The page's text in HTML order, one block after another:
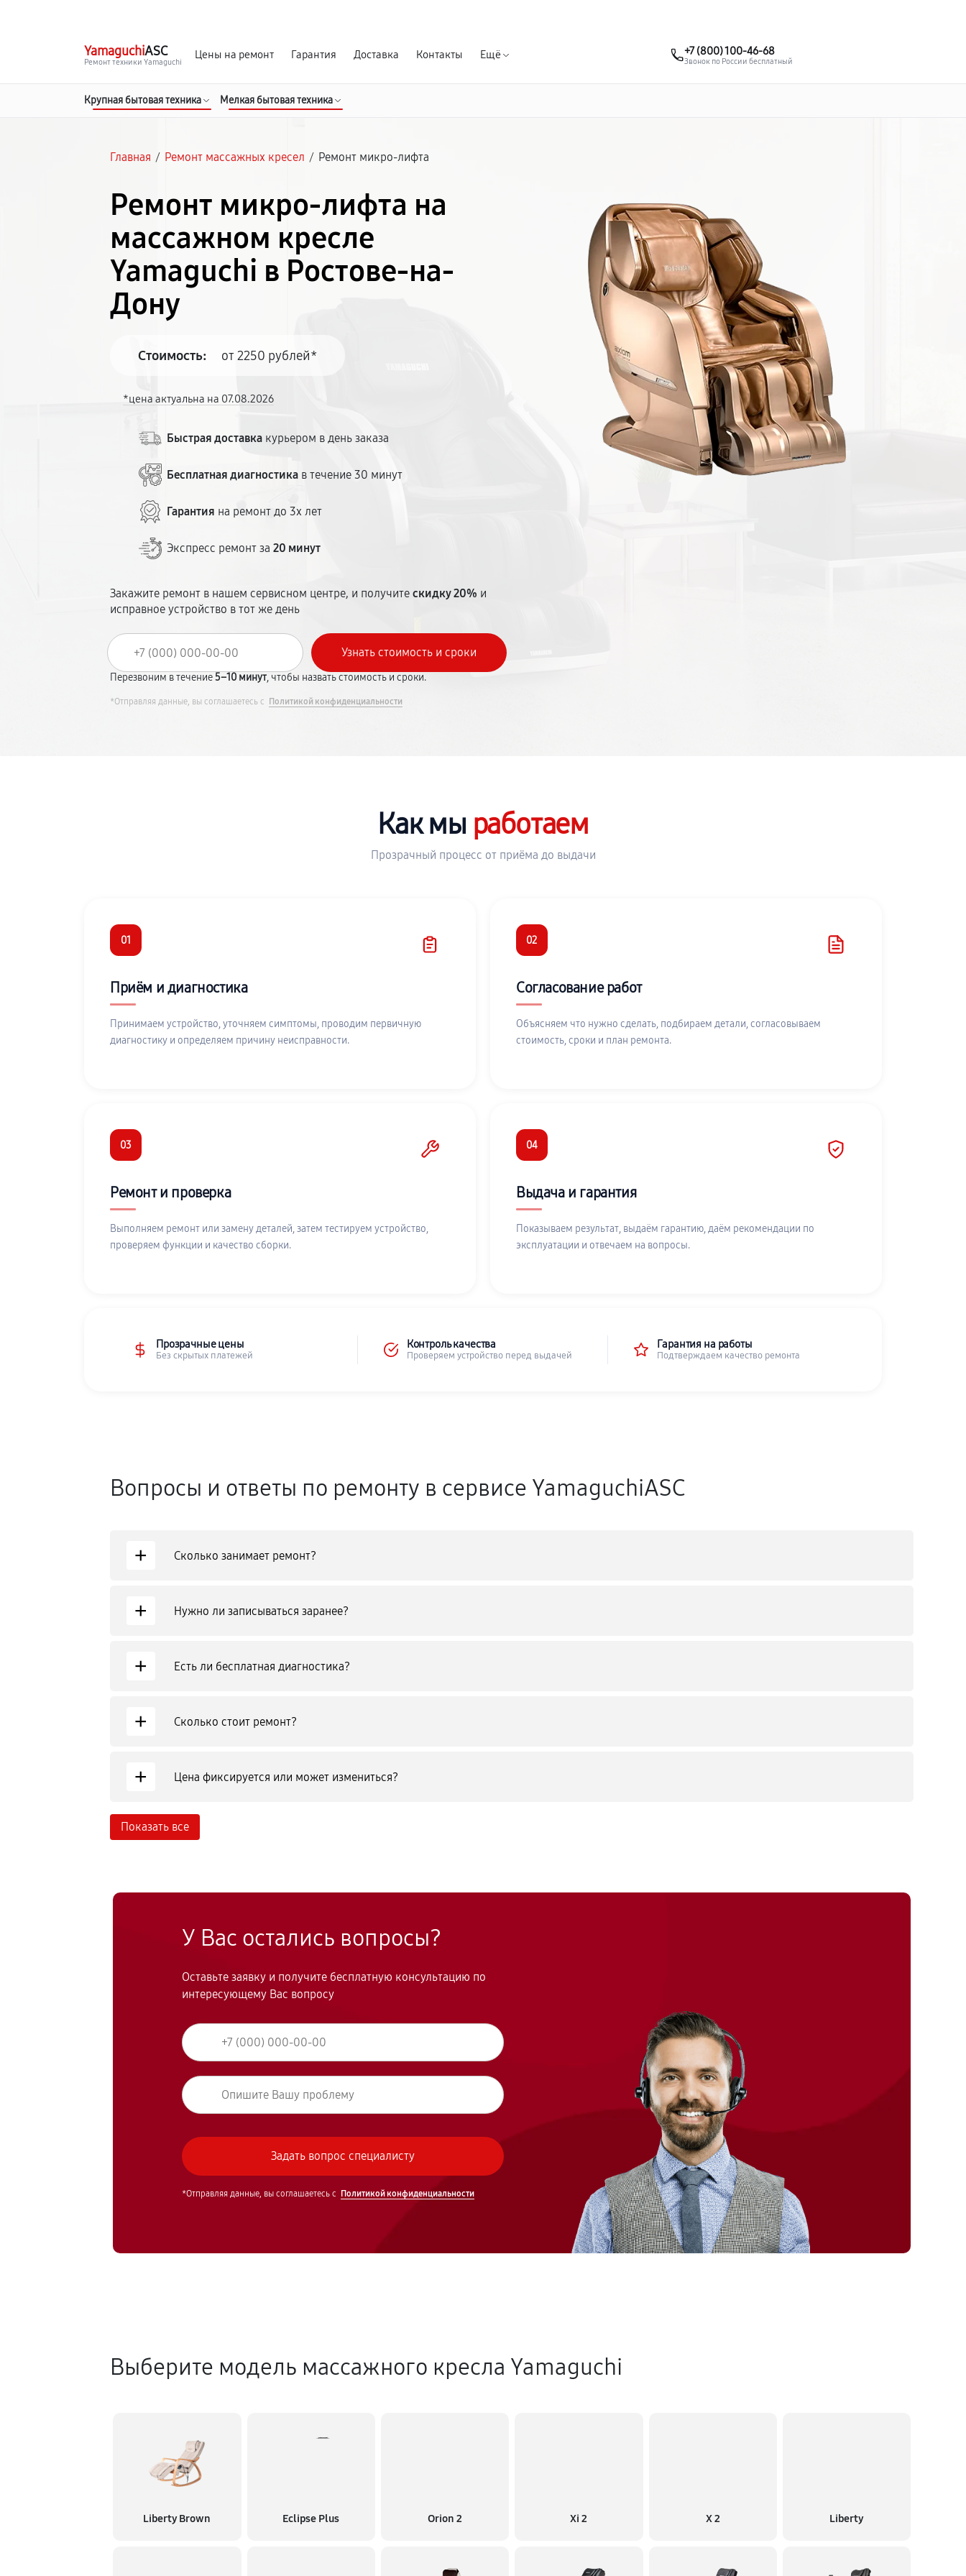
YamaguchiASC
Ремонт техники Yamaguchi
Цены на ремонт Гарантия Доставка Контакты Ещё +7 (800) 100-46-68
Звонок по России бесплатный
Крупная бытовая техника Мелкая бытовая техника
Главная / Ремонт массажных кресел / Ремонт микро-лифта
Ремонт микро-лифта на
массажном кресле
Yamaguchi в Ростове-на-
Дону
Стоимость: от 2250 рублей*
*цена актуальна на 07.08.2026
Быстрая доставка курьером в день заказа
Бесплатная диагностика в течение 30 минут
Гарантия на ремонт до 3х лет
Экспресс ремонт за20 минут
Закажите ремонт в нашем сервисном центре, и получитескидку 20% и
исправное устройство в тот же день
Перезвоним в течение5–10 минут, чтобы назвать стоимость и сроки.
*Отправляя данные, вы соглашаетесь с Политикой конфиденциальности
Как мы работаем
Прозрачный процесс от приёма до выдачи
01
Приём и диагностика
Принимаем устройство, уточняем симптомы, проводим первичную
диагностику и определяем причину неисправности.
02
Согласование работ
Объясняем что нужно сделать, подбираем детали, согласовываем
стоимость, сроки и план ремонта.
03
Ремонт и проверка
Выполняем ремонт или замену деталей, затем тестируем устройство,
проверяем функции и качество сборки.
04
Выдача и гарантия
Показываем результат, выдаём гарантию, даём рекомендации по
эксплуатации и отвечаем на вопросы.
Прозрачные цены
Без скрытых платежей
Контроль качества
Проверяем устройство перед выдачей
Гарантия на работы
Подтверждаем качество ремонта
Вопросы и ответы по ремонту в сервисе YamaguchiASC
+ Сколько занимает ремонт?
+ Нужно ли записываться заранее?
+ Есть ли бесплатная диагностика?
+ Сколько стоит ремонт?
+ Цена фиксируется или может измениться?
Показать все
У Вас остались вопросы?
Оставьте заявку и получите бесплатную консультацию по
интересующему Вас вопросу
*Отправляя данные, вы соглашаетесь с Политикой конфиденциальности
Выберите модель массажного кресла Yamaguchi
Liberty Brown Eclipse Plus Orion 2 Xi 2 X 2 Liberty